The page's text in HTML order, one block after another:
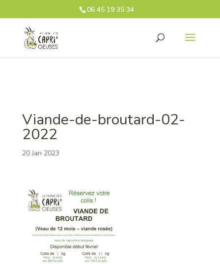
06 45 19 35 34‬
Viande-de-broutard-02-
2022
20 Jan 2023